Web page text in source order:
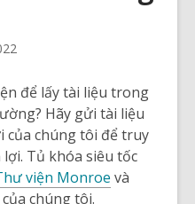
để lấy tài liệu trong
Hãy gửi tài liệu
của chúng tôi để truy
Tủ khóa siêu tốc
viện Monroe và
của chúng tôi.